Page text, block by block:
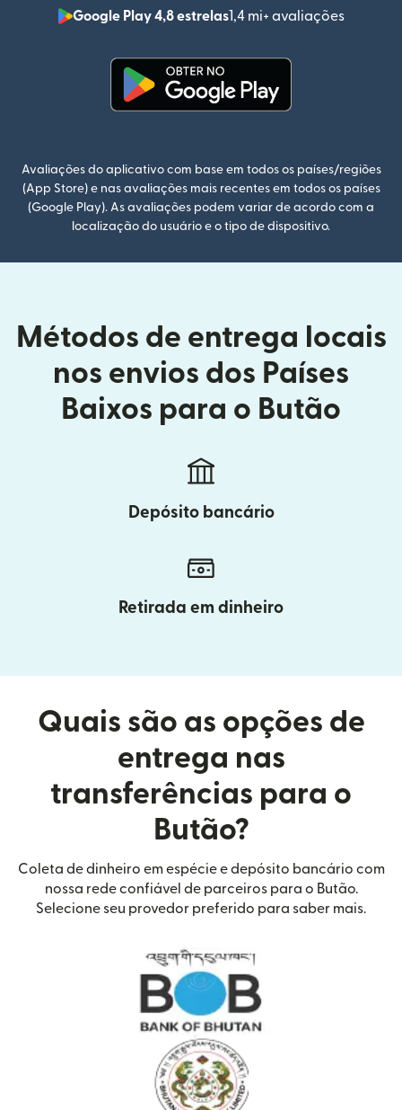
Google Play 4,8 estrelas1,4 mi+ avaliações
(abre
Avaliações do aplicativo com base em todos os países/regiões
(App Store) e nas avaliações mais recentes em todos os países
(Google Play). As avaliações podem variar de acordo com a
localização do usuário e o tipo de dispositivo.
Métodos de entrega locais
nos envios dos Países
Baixos para o Butão
Depósito bancário
Retirada em dinheiro
Quais são as opções de
entrega nas
transferências para o
Butão?
Coleta de dinheiro em espécie e depósito bancário com
nossa rede confiável de parceiros para o Butão.
Selecione seu provedor preferido para saber mais.